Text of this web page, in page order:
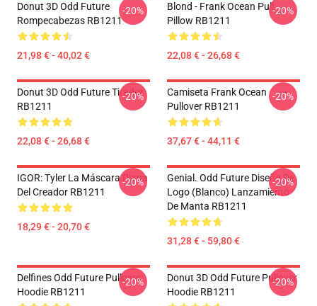
Donut 3D Odd Future
Rompecabezas RB1211
21,98 € - 40,02 €
-20%
Blond - Frank Ocean Pull
Pillow RB1211
22,08 € - 26,68 €
-20%
Donut 3D Odd Future Tirador
RB1211
22,08 € - 26,68 €
-20%
Camiseta Frank Ocean
Pullover RB1211
37,67 € - 44,11 €
-20%
IGOR: Tyler La Máscara Plana
Del Creador RB1211
18,29 € - 20,70 €
-20%
Genial. Odd Future Diseño De
Logo (blanco) Lanzamiento
De Manta RB1211
31,28 € - 59,80 €
-20%
Delfines Odd Future Pullover
Hoodie RB1211
-20%
Donut 3D Odd Future Pullover
Hoodie RB1211
-20%